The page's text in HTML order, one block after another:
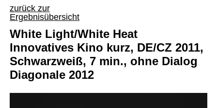
zurück zur
Ergebnisübersicht
White Light/White Heat
Innovatives Kino kurz, DE/CZ 2011,
Schwarzweiß, 7 min., ohne Dialog
Diagonale 2012